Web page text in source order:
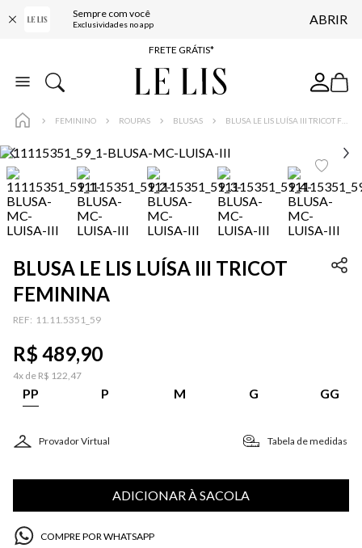
Sempre com você
Exclusividades no app ABRIR
FRETE GRÁTIS*
BAIXE O APP
10% OFF NA PRIMEIRA COMPRA*
BAIXE O APP
10% OFF NA PRIMEIRA COMPRA*
FEMININO ROUPAS BLUSAS
BLUSA LE LIS LUÍSA III TRICOT
FEMININA
: 11.11.5351_59
R$ 489,90
4x de R$ 122,47
PP P M G GG
Provador Virtual Tabela de medidas
ADICIONAR À SACOLA
COMPRE POR WHATSAPP